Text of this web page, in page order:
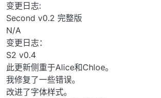
变更日志:
Second v0.2 完整版
N/A
变更日志：
S2 v0.4
此更新侧重于Alice和Chloe。
我修复了一些错误。
改进了字体样式。